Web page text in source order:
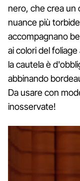
nero, che crea un
nuance più
accompagnano
ai colori del
la cautela è
abbinando
Da usare con
inosservate!